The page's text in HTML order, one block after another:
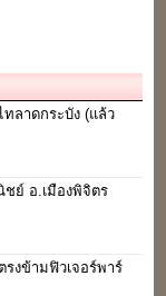
ลาดกระบัง (แล้ว
ย์ อ.เมืองพิจิตร
งข้ามฟิวเจอร์พาร์